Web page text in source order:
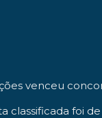
venceu
foi